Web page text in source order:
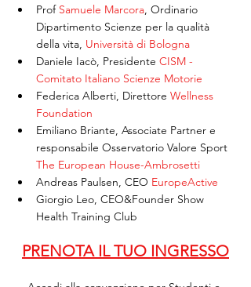
Prof Samuele Marcora, Ordinario
Dipartimento Scienze per la qualità
della vita, Università di Bologna
Daniele Iacò, Presidente CISM -
Comitato Italiano Scienze Motorie
Federica Alberti, Direttore Wellness
Foundation
Emiliano Briante, Associate Partner e
responsabile Osservatorio Valore Sport
The European House-Ambrosetti
Andreas Paulsen, CEO EuropeActive
Giorgio Leo, CEO&Founder Show
Health Training Club
PRENOTA IL TUO INGRESSO